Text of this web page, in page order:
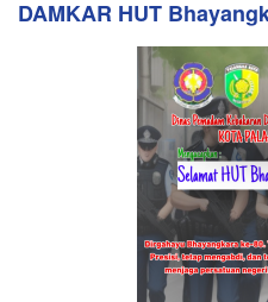
DAMKAR HUT